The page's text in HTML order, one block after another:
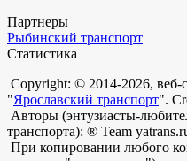
Партнеры
Рыбинский транспорт
Статистика
Copyright: © 2014-2026,
"Ярославский транспорт".
Авторы (энтузиасты-
транспорта): ® Team
При копировании любого